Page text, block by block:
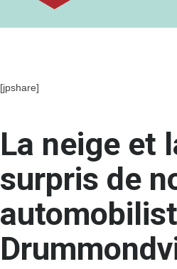
[jpshare]
La neige et
surpris de